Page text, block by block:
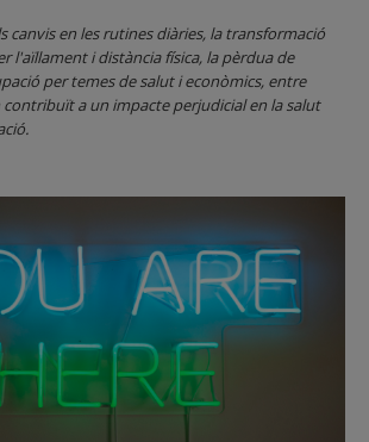
canvis en les rutines diàries, la transformació
l'aïllament i distància física, la pèrdua de
per temes de salut i econòmics, entre
a un impacte perjudicial en la salut